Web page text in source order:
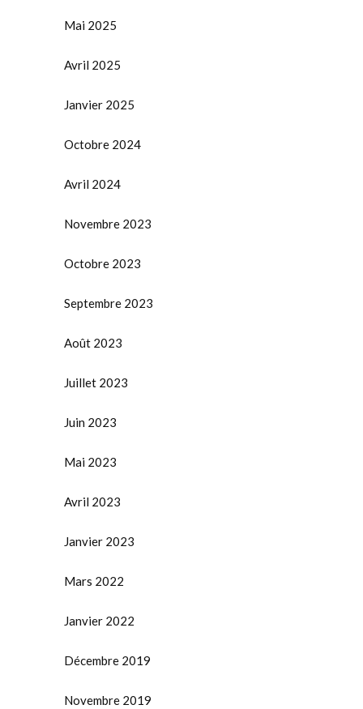
Mai 2025
Avril 2025
Janvier 2025
Octobre 2024
Avril 2024
Novembre 2023
Octobre 2023
Septembre 2023
Août 2023
Juillet 2023
Juin 2023
Mai 2023
Avril 2023
Janvier 2023
Mars 2022
Janvier 2022
Décembre 2019
Novembre 2019